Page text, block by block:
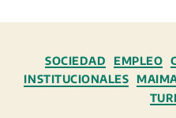
SOCIEDAD EMPLEO
INSTITUCIONALES